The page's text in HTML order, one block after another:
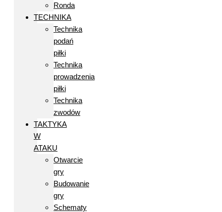
Ronda
TECHNIKA
Technika
podań
piłki
Technika
prowadzenia
piłki
Technika
zwodów
TAKTYKA
W
ATAKU
Otwarcie
gry
Budowanie
gry
Schematy